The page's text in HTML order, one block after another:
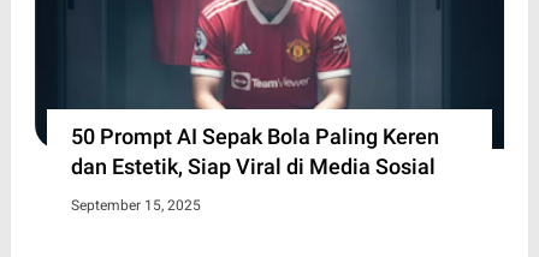
50 Prompt AI Sepak Bola Paling Keren
dan Estetik, Siap Viral di Media Sosial
September 15, 2025